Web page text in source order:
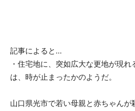
記事によると…
・住宅地に、突如広大な更地が現れ
は、時が止まったかのようだ。
山口県光市で若い母親と赤ちゃん